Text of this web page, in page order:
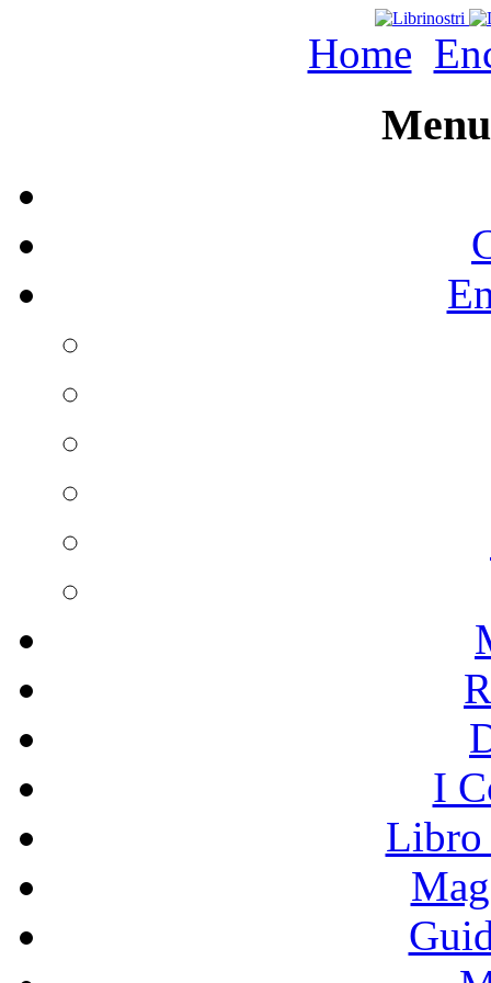
Home
I
Libro